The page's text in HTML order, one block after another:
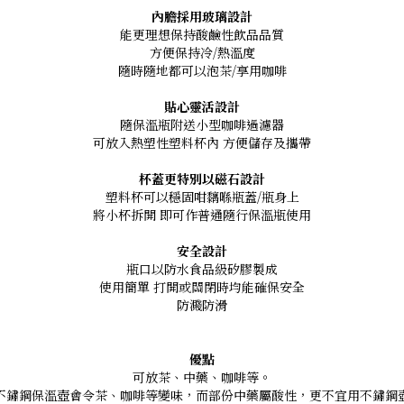
內膽採用玻璃設計
能更理想保持酸鹼性飲品品質
方便保持冷/熱溫度
隨時隨地都可以泡茶/享用咖啡
貼心靈活設計
隨保溫瓶附送小型咖啡過濾器
可放入熱塑性塑料杯內 方便儲存及攜帶
杯蓋更特別以磁石設計
塑料杯可以穩固咁黐喺瓶蓋/瓶身上
將小杯拆開 即可作普通隨行保溫瓶使用
安全設計
瓶口以防水食品級矽膠製成
使用簡單 打開或關閉時均能確保安全
防濺防滑
優點
可放茶、中藥、咖啡等。
鏽鋼保溫壺會令茶、咖啡等變味，而部份中藥屬酸性，更不宜用不鏽鋼